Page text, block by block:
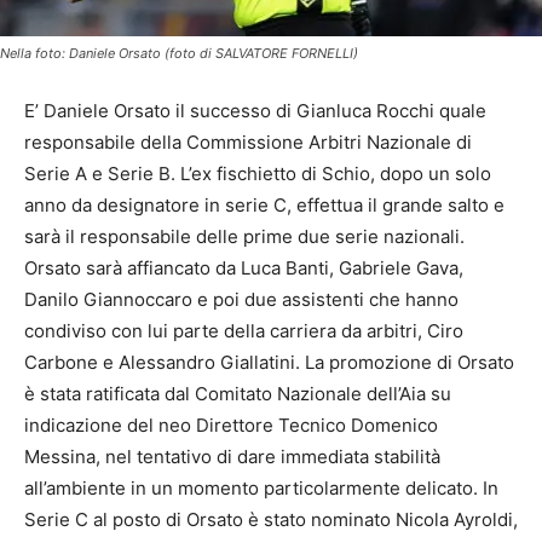
Nella foto: Daniele Orsato (foto di SALVATORE FORNELLI)
E’ Daniele Orsato il successo di Gianluca Rocchi quale
responsabile della Commissione Arbitri Nazionale di
Serie A e Serie B. L’ex fischietto di Schio, dopo un solo
anno da designatore in serie C, effettua il grande salto e
sarà il responsabile delle prime due serie nazionali.
Orsato sarà affiancato da Luca Banti, Gabriele Gava,
Danilo Giannoccaro e poi due assistenti che hanno
condiviso con lui parte della carriera da arbitri, Ciro
Carbone e Alessandro Giallatini. La promozione di Orsato
è stata ratificata dal Comitato Nazionale dell’Aia su
indicazione del neo Direttore Tecnico Domenico
Messina, nel tentativo di dare immediata stabilità
all’ambiente in un momento particolarmente delicato. In
Serie C al posto di Orsato è stato nominato Nicola Ayroldi,